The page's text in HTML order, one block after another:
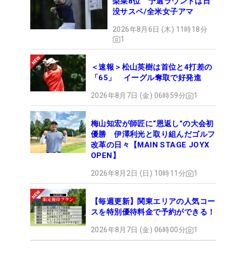
没サスペ/全米女子アマ
2026年8月6日 (木) 11時18分
1
＜速報＞松山英樹は首位と4打差の
「65」 イーグル奪取で好発進
2026年8月7日 (金) 06時59分 1
梅山知宏が師匠に“恩返し”の大会初
優勝 伊澤利光と取り組んだゴルフ
改革の日々【MAIN STAGE JOYX
OPEN】
2026年8月2日 (日) 10時11分 1
【毎週更新】関東エリアの人気コー
スを特別優待料金で予約ができる！
2026年8月7日 (金) 06時00分 1